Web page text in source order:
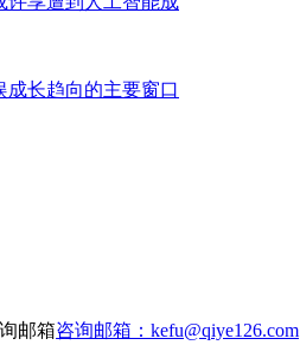
成长趋向的主要窗口
咨询邮箱：kefu@qiye126.com